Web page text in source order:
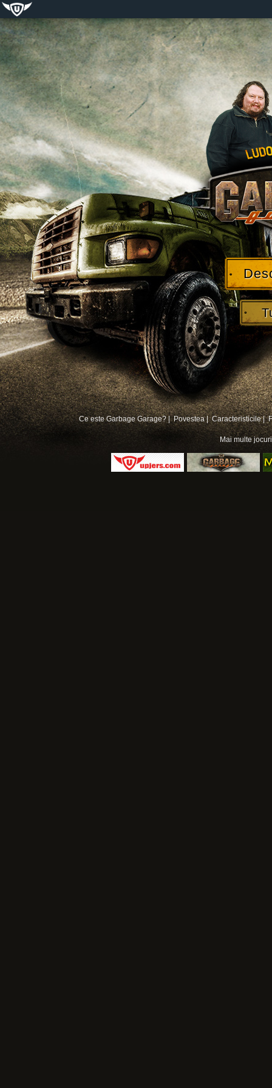
Ce este Garbage Garage? | Povestea | Caracteristicile |
Mai multe